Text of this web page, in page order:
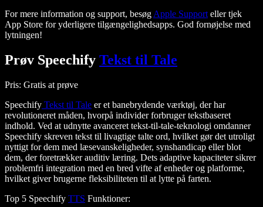
For mere information og support, besøg Apple Support eller tjek
App Store for yderligere tilgængelighedsapps. God fornøjelse med
lytningen!
Prøv Speechify Tekst til Tale
Pris: Gratis at prøve
Speechify Tekst til Tale er et banebrydende værktøj, der har
revolutioneret måden, hvorpå individer forbruger tekstbaseret
indhold. Ved at udnytte avanceret tekst-til-tale-teknologi omdanner
Speechify skreven tekst til livagtige talte ord, hvilket gør det utroligt
nyttigt for dem med læsevanskeligheder, synshandicap eller blot
dem, der foretrækker auditiv læring. Dets adaptive kapaciteter sikrer
problemfri integration med en bred vifte af enheder og platforme,
hvilket giver brugerne fleksibiliteten til at lytte på farten.
Top 5 Speechify TTS Funktioner: